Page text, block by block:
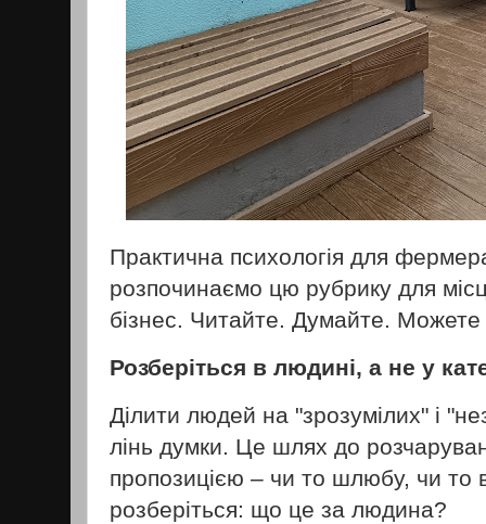
Практична психологія для
розпочинаємо цю рубрику для
бізнес. Читайте. Думайте. Можете
Розберіться в людині, а не у
Ділити людей на "зрозумілих" і
лінь думки. Це шлях до
пропозицією – чи то шлюбу, чи то
розберіться: що це за людина?